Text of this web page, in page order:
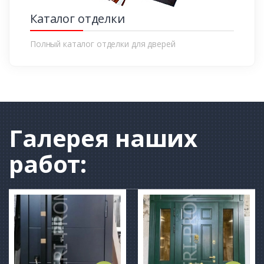
Каталог отделки
Полный каталог отделки для дверей
Галерея наших
работ: